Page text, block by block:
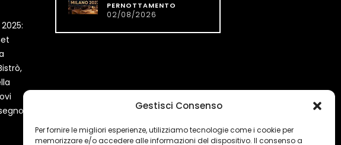
Gestisci Consenso
Per fornire le migliori esperienze, utilizziamo tecnologie come i cookie per
memorizzare e/o accedere alle informazioni del dispositivo. Il consenso a
PERNOTTAMENTO
02/08/2026